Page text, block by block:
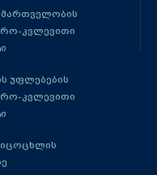
კვლევითი
უფლებების
კვლევითი